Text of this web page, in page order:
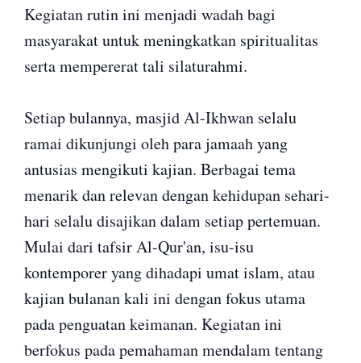
Kegiatan rutin ini menjadi wadah bagi
masyarakat untuk meningkatkan spiritualitas
serta mempererat tali silaturahmi.
Setiap bulannya, masjid Al-Ikhwan selalu
ramai dikunjungi oleh para jamaah yang
antusias mengikuti kajian. Berbagai tema
menarik dan relevan dengan kehidupan sehari-
hari selalu disajikan dalam setiap pertemuan.
Mulai dari tafsir Al-Qur'an, isu-isu
kontemporer yang dihadapi umat islam, atau
kajian bulanan kali ini dengan fokus utama
pada penguatan keimanan. Kegiatan ini
berfokus pada pemahaman mendalam tentang